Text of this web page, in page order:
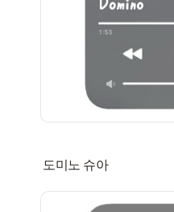
도미노 슈아